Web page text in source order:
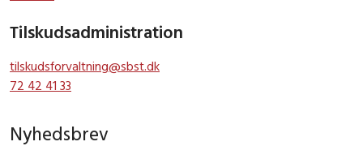
Tilskudsadministration
tilskudsforvaltning@sbst.dk
72 42 41 33
Nyhedsbrev